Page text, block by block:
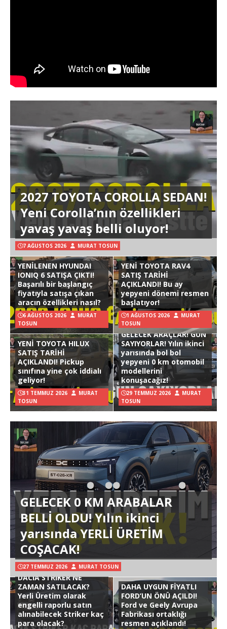
2027 TOYOTA COROLLA SEDAN!
Yeni Corolla’nın özellikleri
yavaş yavaş belli oluyor!
7 AĞUSTOS 2026 MURAT TOSUN
YENİLENEN HYUNDAI
IONIQ 6 SATIŞA ÇIKTI!
Başarılı bir başlangıç
fiyatıyla satışa çıkan
aracın özellikleri nasıl?
6 AĞUSTOS 2026
MURAT
TOSUN
YENİ TOYOTA RAV4
SATIŞ TARİHİ
AÇIKLANDI! Bu ay
yepyeni dönemi resmen
başlatıyor!
1 AĞUSTOS 2026
MURAT
TOSUN
YENİ TOYOTA HILUX
SATIŞ TARİHİ
AÇIKLANDI! Pickup
sınıfına yine çok iddialı
geliyor!
31 TEMMUZ 2026
MURAT
TOSUN
GELECEK ARAÇLAR! GÜN
SAYIYORLAR! Yılın ikinci
yarısında bol bol
yepyeni 0 km otomobil
modellerini
konuşacağız!
29 TEMMUZ 2026
MURAT
TOSUN
GELECEK 0 KM ARABALAR
BELLİ OLDU! Yılın ikinci
yarısında YERLİ ÜRETİM
COŞACAK!
27 TEMMUZ 2026 MURAT TOSUN
DACIA STRIKER NE
ZAMAN SATILACAK?
Yerli Üretim olarak
engelli raporlu satın
alınabilecek Striker kaç
para olacak?
DAHA UYGUN FİYATLI
FORD’UN ÖNÜ AÇILDI!
Ford ve Geely Avrupa
Fabrikası ortaklığı
resmen açıklandı!